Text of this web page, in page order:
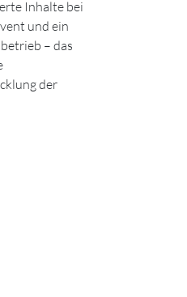
Inhalte bei
und ein
– das
der